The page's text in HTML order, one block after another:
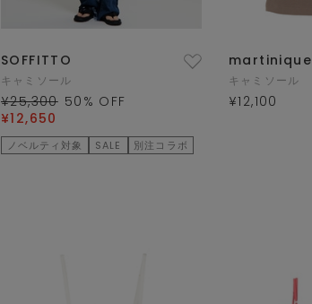
SOFFITTO
キャミソール
¥25,300 50 % OFF
¥12,650
ノベルティ対象 SALE 別注コラボ
martinique
キャミソール
¥12,100